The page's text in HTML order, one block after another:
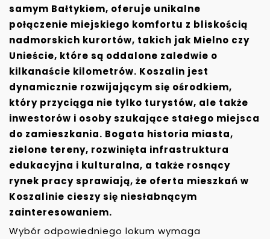
samym Bałtykiem, oferuje unikalne
połączenie miejskiego komfortu z bliskością
nadmorskich kurortów, takich jak Mielno czy
Unieście, które są oddalone zaledwie o
kilkanaście kilometrów. Koszalin jest
dynamicznie rozwijającym się ośrodkiem,
który przyciąga nie tylko turystów, ale także
inwestorów i osoby szukające stałego miejsca
do zamieszkania. Bogata historia miasta,
zielone tereny, rozwinięta infrastruktura
edukacyjna i kulturalna, a także rosnący
rynek pracy sprawiają, że oferta mieszkań w
Koszalinie cieszy się niesłabnącym
zainteresowaniem.
Wybór odpowiedniego lokum wymaga